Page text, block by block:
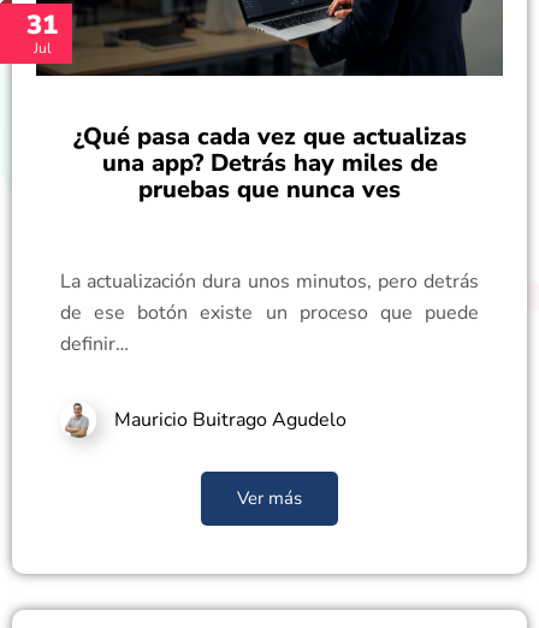
31
Jul
¿Qué pasa cada vez que actualizas
una app? Detrás hay miles de
pruebas que nunca ves
La actualización dura unos minutos, pero detrás
de ese botón existe un proceso que puede
definir…
Mauricio Buitrago Agudelo
Ver más